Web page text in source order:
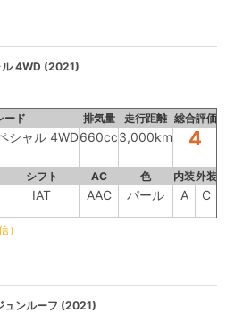
ル 4WD (2021)
ード 排気量 走行距離 総合評価
シャル 4WD660cc3,000km 4
シフト AC 色 内装外装
IAT AAC パール A C
）
ュンルーフ (2021)